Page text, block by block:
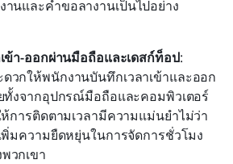
นและคำขอลางานเป็นไปอย่าง
ข้า-ออกผ่านมือถือและเดสก์ท็อป:
วกให้พนักงานบันทึกเวลาเข้าและออก
ทั้งจากอุปกรณ์มือถือและคอมพิวเตอร์
ห้การติดตามเวลามีความแม่นยำไม่ว่า
พิ่มความยืดหยุ่นในการจัดการชั่วโมง
วกเขา